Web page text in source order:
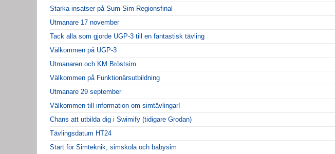
Starka insatser på Sum-Sim Regionsfinal
Utmanare 17 november
Tack alla som gjorde UGP-3 till en fantastisk tävling
Välkommen på UGP-3
Utmanaren och KM Bröstsim
Välkommen på Funktionärsutbildning
Utmanare 29 september
Välkommen till information om simtävlingar!
Chans att utbilda dig i Swimify (tidigare Grodan)
Tävlingsdatum HT24
Start för Simteknik, simskola och babysim